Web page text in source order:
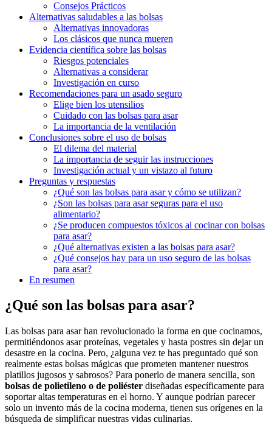
Consejos Prácticos
Alternativas ‌saludables a las bolsas
Alternativas innovadoras
Los⁢ clásicos​ que nunca mueren
Evidencia científica ⁢sobre las bolsas
Riesgos potenciales
Alternativas a considerar
Investigación⁤ en curso
Recomendaciones para un asado‌ seguro
Elige​ bien los utensilios
Cuidado con las bolsas ​para asar
La ‌importancia de la⁣ ventilación
Conclusiones⁤ sobre el uso de bolsas
El dilema del material
La importancia ​de seguir ​las ⁣instrucciones
Investigación ‍actual y un vistazo al futuro
Preguntas y ​respuestas
¿Qué son las bolsas para asar ‍y cómo se utilizan?
¿Son las bolsas para asar‍ seguras para el uso
alimentario?
¿Se​ producen compuestos tóxicos al cocinar con ⁣bolsas
para asar?
¿Qué alternativas ‍existen a ​las bolsas para asar?
¿Qué consejos hay⁤ para un uso seguro de las bolsas
para asar?
En resumen
¿Qué son las bolsas para asar?
Las bolsas ⁢para asar han ‌revolucionado ⁤la forma en que cocinamos,
permitiéndonos ⁢asar⁣ proteínas,⁢ vegetales y hasta postres‌ sin⁣ dejar un
desastre​ en la cocina. Pero, ‌¿alguna​ vez te has preguntado qué son​
realmente estas bolsas mágicas que prometen ‌mantener nuestros
platillos jugosos y sabrosos? ‌Para ponerlo de manera sencilla, son ⁤
bolsas de polietileno o de poliéster diseñadas ⁢específicamente para‌
soportar altas temperaturas en⁣ el horno. Y aunque podrían parecer
solo un invento más ‍de la‌ cocina moderna, tienen sus orígenes en la
búsqueda de⁤ simplificar nuestras vidas culinarias.